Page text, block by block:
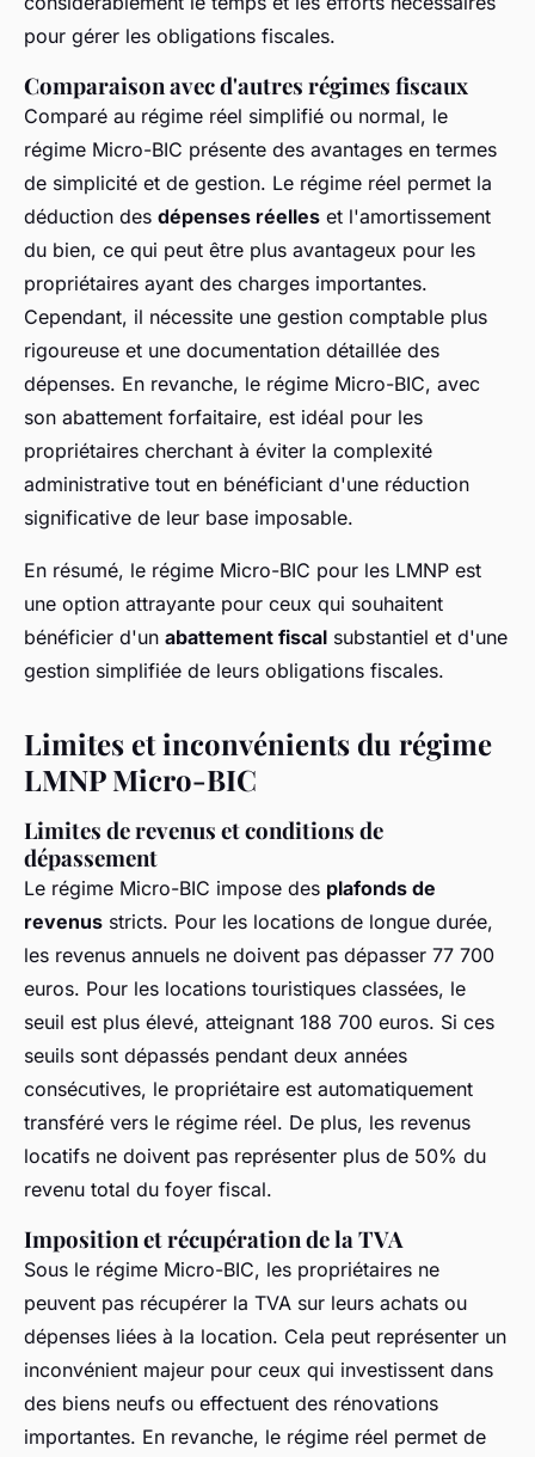
pour gérer les obligations fiscales.
Comparaison avec d'autres régimes fiscaux
Comparé au régime réel simplifié ou normal, le
régime Micro-BIC présente des avantages en termes
de simplicité et de gestion. Le régime réel permet la
déduction des dépenses réelles et l'amortissement
du bien, ce qui peut être plus avantageux pour les
propriétaires ayant des charges importantes.
Cependant, il nécessite une gestion comptable plus
rigoureuse et une documentation détaillée des
dépenses. En revanche, le régime Micro-BIC, avec
son abattement forfaitaire, est idéal pour les
propriétaires cherchant à éviter la complexité
administrative tout en bénéficiant d'une réduction
significative de leur base imposable.
En résumé, le régime Micro-BIC pour les LMNP est
une option attrayante pour ceux qui souhaitent
bénéficier d'un abattement fiscal substantiel et d'une
gestion simplifiée de leurs obligations fiscales.
Limites et inconvénients du régime
LMNP Micro-BIC
Limites de revenus et conditions de
dépassement
Le régime Micro-BIC impose des plafonds de
revenus stricts. Pour les locations de longue durée,
les revenus annuels ne doivent pas dépasser 77 700
euros. Pour les locations touristiques classées, le
seuil est plus élevé, atteignant 188 700 euros. Si ces
seuils sont dépassés pendant deux années
consécutives, le propriétaire est automatiquement
transféré vers le régime réel. De plus, les revenus
locatifs ne doivent pas représenter plus de 50% du
revenu total du foyer fiscal.
Imposition et récupération de la TVA
Sous le régime Micro-BIC, les propriétaires ne
peuvent pas récupérer la TVA sur leurs achats ou
dépenses liées à la location. Cela peut représenter un
inconvénient majeur pour ceux qui investissent dans
des biens neufs ou effectuent des rénovations
importantes. En revanche, le régime réel permet de